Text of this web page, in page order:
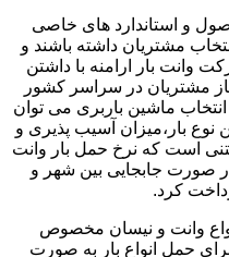
و استاندارد های خاصی
مشتریان داشته باشند و
وانت بار ارامنه با داشتن
مشتریان در سراسر کشور
ماشین باربری می توان
نوع بار،میزان آسیب پذیری و
است که نرخ حمل بار وانت
صورت جابجایی بین شهر و
کرد.
وانت و نیسان مخصوص
حمل انواع بار به صورت